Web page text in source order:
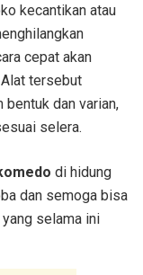
kecantikan atau
cepat akan
tersebut
dan varian,
selera.
di hidung
dan semoga bisa
selama ini